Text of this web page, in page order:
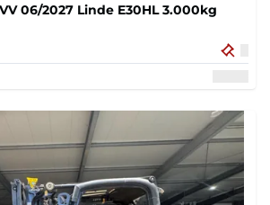
06/2027 Linde E30HL 3.000kg